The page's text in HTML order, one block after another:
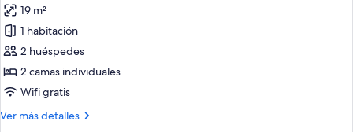
fotos
de
Habitación
estándar
doble,
balcón,
vistas
19 m²
1 habitación
2 huéspedes
2 camas individuales
Wifi gratis
Ver más detalles
Más